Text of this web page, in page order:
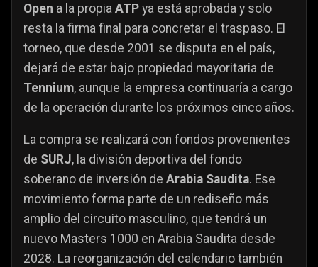
Open a la propia ATP ya está aprobada y solo
resta la firma final para concretar el traspaso. El
torneo, que desde 2001 se disputa en el país,
dejará de estar bajo propiedad mayoritaria de
Tennium, aunque la empresa continuaría a cargo
de la operación durante los próximos cinco años.
La compra se realizará con fondos provenientes
de SURJ, la división deportiva del fondo
soberano de inversión de Arabia Saudita. Ese
movimiento forma parte de un rediseño más
amplio del circuito masculino, que tendrá un
nuevo Masters 1000 en Arabia Saudita desde
2028. La reorganización del calendario también